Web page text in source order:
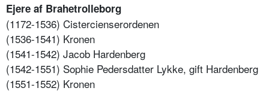
Ejere af Brahetrolleborg
(1172-1536) Cistercienserordenen
(1536-1541) Kronen
(1541-1542) Jacob Hardenberg
(1542-1551) Sophie Pedersdatter Lykke, gift Hardenberg
(1551-1552) Kronen